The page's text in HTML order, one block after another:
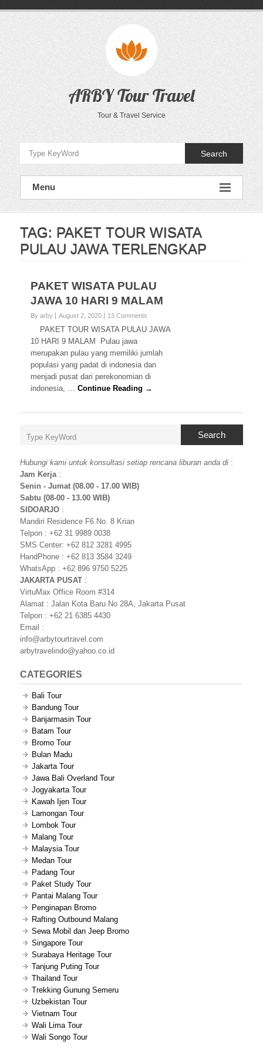
ARBY Tour Travel
Tour & Travel Service
Search
Menu
TAG: PAKET TOUR WISATA
PULAU JAWA TERLENGKAP
PAKET WISATA PULAU
JAWA 10 HARI 9 MALAM
By arby August 2, 2020 13 Comments
PAKET TOUR WISATA PULAU JAWA
10 HARI 9 MALAM Pulau jawa
merupakan pulau yang memiliki jumlah
populasi yang padat di indonesia dan
menjadi pusat dari perekonomian di
indonesia, …Continue Reading →
Search
Hubungi kami untuk konsultasi setiap rencana liburan anda di :
Jam Kerja:
Senin - Jumat (08.00 - 17.00 WIB)
Sabtu (08-00 - 13.00 WIB)
SIDOARJO :
Mandiri Residence F6 No. 8 Krian
Telpon : +62 31 9989 0038
SMS Center: +62 812 3281 4995
HandPhone : +62 813 3584 3249
WhatsApp : +62 896 9750 5225
JAKARTA PUSAT :
VirtuMax Office Room #314
Alamat : Jalan Kota Baru No 28A, Jakarta Pusat
Telpon : +62 21 6385 4430
Email :
info@arbytourtravel.com
arbytravelindo@yahoo.co.id
CATEGORIES
Bali Tour
Bandung Tour
Banjarmasin Tour
Batam Tour
Bromo Tour
Bulan Madu
Jakarta Tour
Jawa Bali Overland Tour
Jogyakarta Tour
Kawah Ijen Tour
Lamongan Tour
Lombok Tour
Malang Tour
Malaysia Tour
Medan Tour
Padang Tour
Paket Study Tour
Pantai Malang Tour
Penginapan Bromo
Rafting Outbound Malang
Sewa Mobil dan Jeep Bromo
Singapore Tour
Surabaya Heritage Tour
Tanjung Puting Tour
Thailand Tour
Trekking Gunung Semeru
Uzbekistan Tour
Vietnam Tour
Wali Lima Tour
Wali Songo Tour